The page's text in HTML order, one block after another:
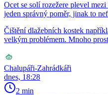
Ocet se solí rozežere plevel
jeden správný poměr, jinak to
Čištění dlažebních kostek
velkým problémem. Mnoho
Chalupáři-Zahrádkáři
dnes, 18:28
2 min